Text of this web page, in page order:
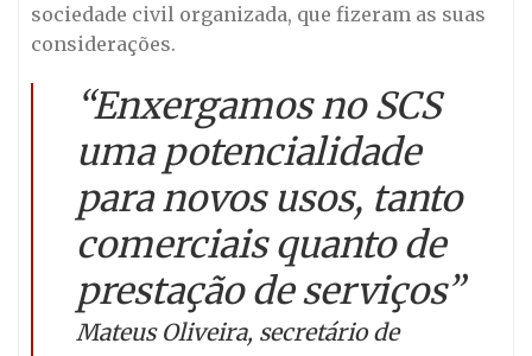
sociedade civil organizada, que fizeram as suas
considerações.
“Enxergamos no SCS
uma potencialidade
para novos usos, tanto
comerciais quanto de
prestação de serviços”
Mateus Oliveira, secretário de